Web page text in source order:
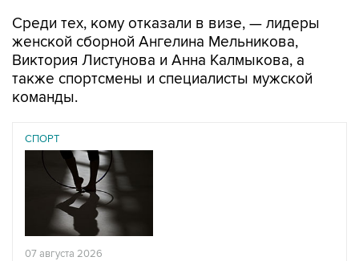
Среди тех, кому отказали в визе, — лидеры
женской сборной Ангелина Мельникова,
Виктория Листунова и Анна Калмыкова, а
также спортсмены и специалисты мужской
команды.
СПОРТ
07 августа 2026